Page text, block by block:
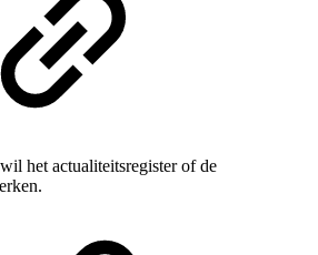
het actualiteitsregister of de